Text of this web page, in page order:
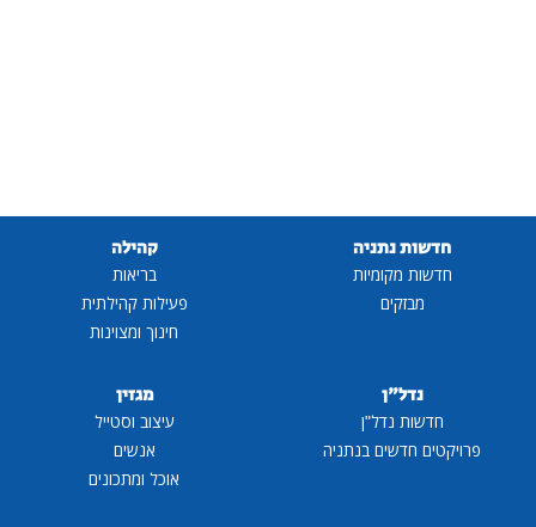
חדשות נתניה
חדשות מקומיות
מבזקים
קהילה
בריאות
פעילות קהילתית
חינוך ומצוינות
נדל"ן
חדשות נדל"ן
פרויקטים חדשים בנתניה
מגזין
עיצוב וסטייל
אנשים
אוכל ומתכונים